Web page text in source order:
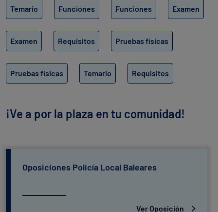
Temario Funciones Funciones Examen
Examen Requisitos Pruebas físicas
Pruebas físicas Temario Requisitos
¡Ve a por la plaza en tu comunidad!
Oposiciones Policía Local Baleares
Ver Oposición